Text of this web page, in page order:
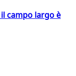
campo largo è